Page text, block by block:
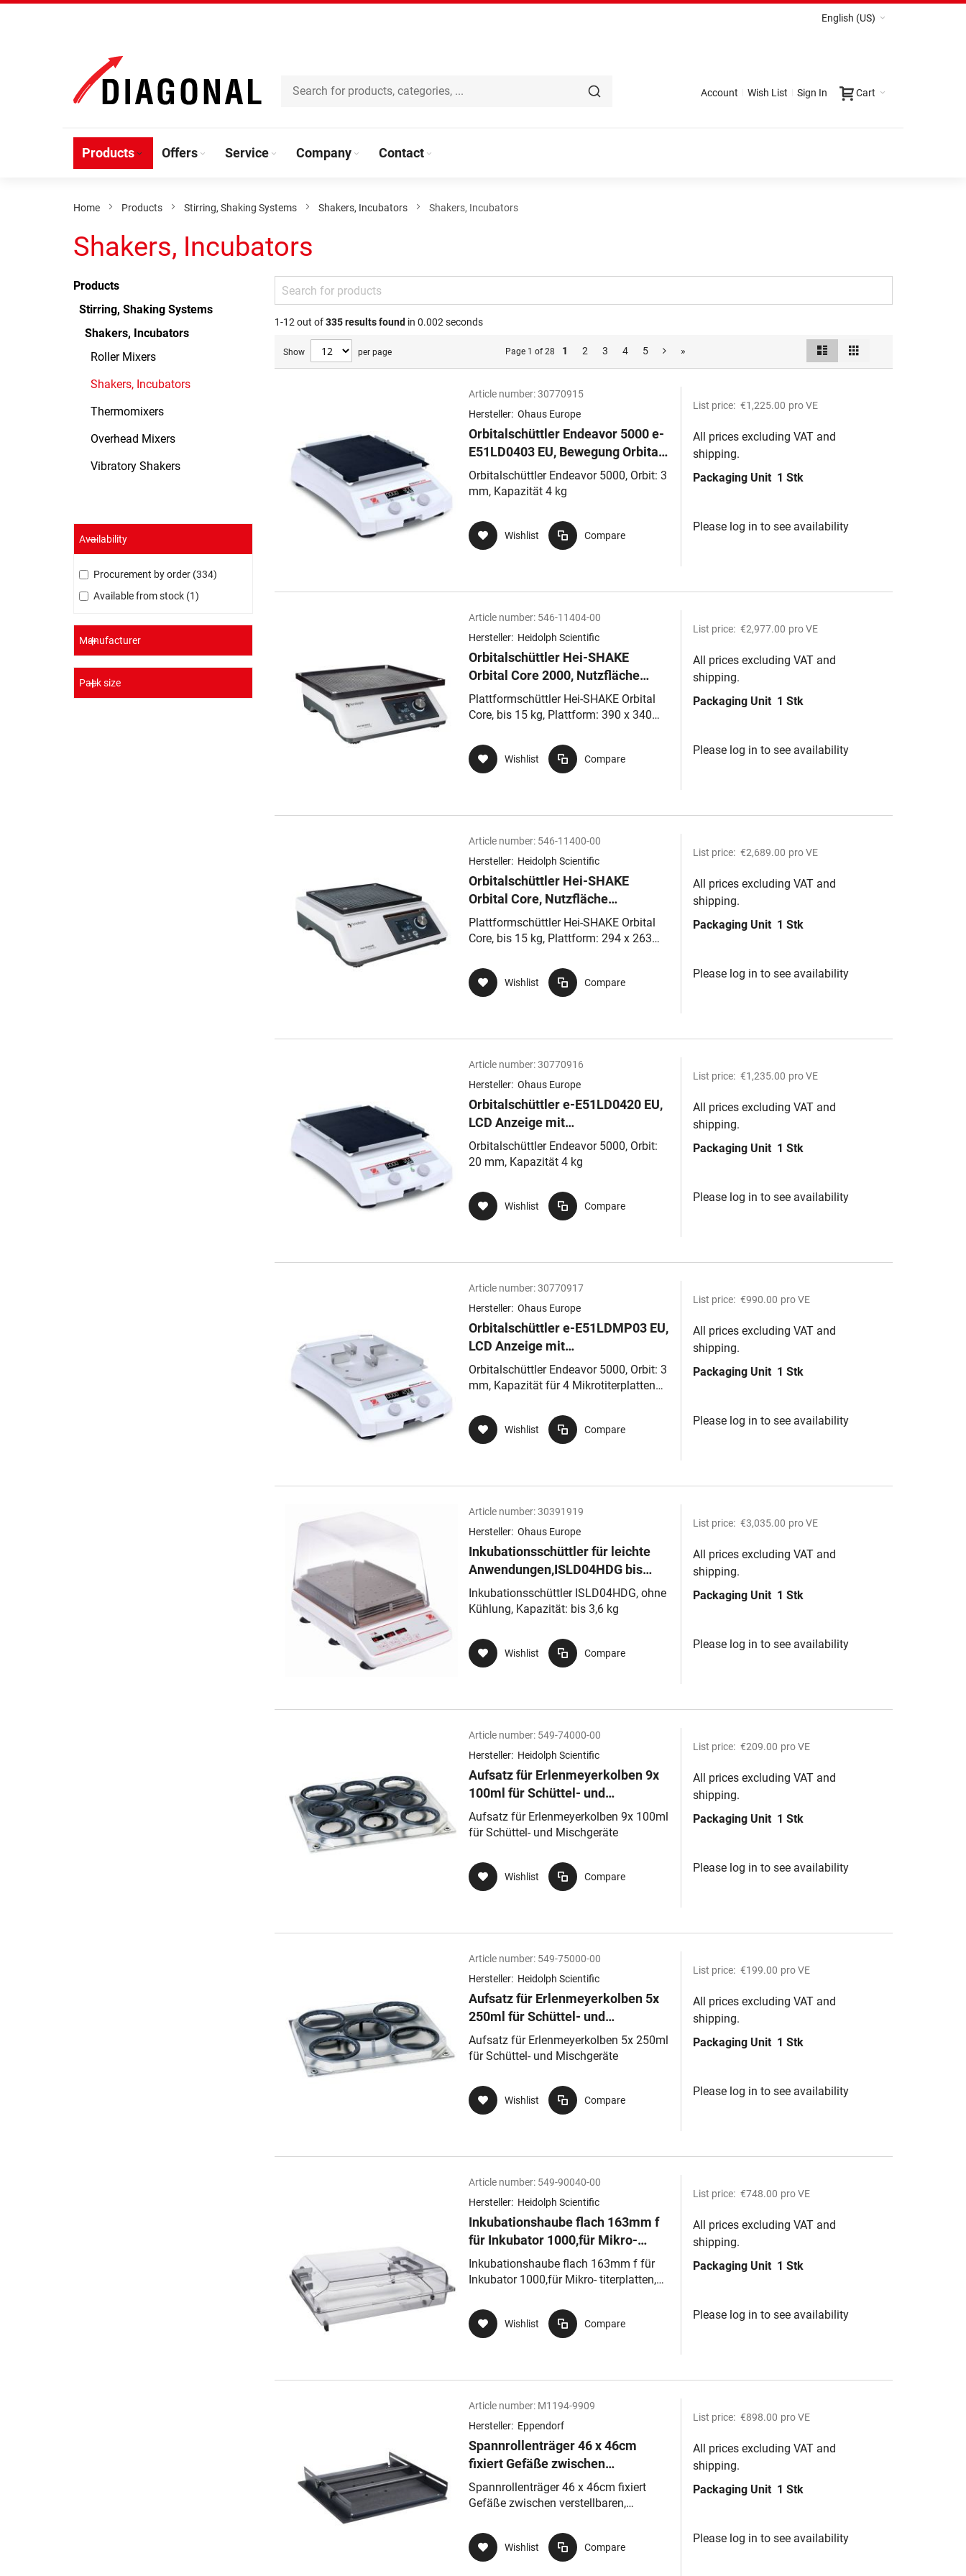
Content
English (US)
Cart
Account Wish List Sign In
Products Offers Service Company Contact
Home Products Stirring, Shaking Systems Shakers, Incubators Shakers, Incubators
Shakers, Incubators
Products
Stirring, Shaking Systems
Shakers, Incubators
Roller Mixers
Shakers, Incubators
Thermomixers
Overhead Mixers
Vibratory Shakers
Availability
Procurement by order 334
Available from stock 1
Manufacturer
Pack size
1-12 out of335results found in 0.002 seconds
Show per page Page 1 of 28 1 2 3 4 5 » View
Article number:30770915
Hersteller: Ohaus Europe
Orbitalschüttler Endeavor 5000 e-
E51LD0403 EU, Bewegung Orbital,
3mm, 100rpm - 800 rpm, Kapazität
4kg (3 Kolben)
Orbitalschüttler Endeavor 5000, Orbit: 3
mm, Kapazität 4 kg
Wishlist Compare
List price: €1,225.00 pro VE
All prices excluding VAT and
shipping.
Packaging Unit 1 Stk
Please log in to see availability
Article number: 546-11404-00
Hersteller: Heidolph Scientific
Orbitalschüttler Hei-SHAKE
Orbital Core 2000, Nutzfläche
390x340mm, Drehzahlbereich 1-
530 U/min, 20mm Orbit
Plattformschüttler Hei-SHAKE Orbital
Core, bis 15 kg, Plattform: 390 x 340
Wishlist Compare
List price: €2,977.00 pro VE
All prices excluding VAT and
shipping.
Packaging Unit 1 Stk
Please log in to see availability
Article number: 546-11400-00
Hersteller: Heidolph Scientific
Orbitalschüttler Hei-SHAKE
Orbital Core, Nutzfläche
294x263mm, Drehzahlbereich 1-
530 U/min, 20mm Orbit
Plattformschüttler Hei-SHAKE Orbital
Core, bis 15 kg, Plattform: 294 x 263
Wishlist Compare
List price: €2,689.00 pro VE
All prices excluding VAT and
shipping.
Packaging Unit 1 Stk
Please log in to see availability
Article number:30770916
Hersteller: Ohaus Europe
Orbitalschüttler e-E51LD0420 EU,
LCD Anzeige mit
Hintergrundbeleuchtung, 50 U/min
– 300 U/min
Orbitalschüttler Endeavor 5000, Orbit:
20 mm, Kapazität 4 kg
Wishlist Compare
List price: €1,235.00 pro VE
All prices excluding VAT and
shipping.
Packaging Unit 1 Stk
Please log in to see availability
Article number:30770917
Hersteller: Ohaus Europe
Orbitalschüttler e-E51LDMP03 EU,
LCD Anzeige mit
Hintergrundbeleuchtung, 100
U/min – 1200 U/min
Orbitalschüttler Endeavor 5000, Orbit: 3
mm, Kapazität für 4 Mikrotiterplatten
Wishlist Compare
List price: €990.00 pro VE
All prices excluding VAT and
shipping.
Packaging Unit 1 Stk
Please log in to see availability
Article number:30391919
Hersteller: Ohaus Europe
Inkubationsschüttler für leichte
Anwendungen,ISLD04HDG bis
3,6kg, RT +5ºC bis 65ºC, 100-1200
U/min, Orbit 3mm
Inkubationsschüttler ISLD04HDG, ohne
Kühlung, Kapazität: bis 3,6 kg
Wishlist Compare
List price: €3,035.00 pro VE
All prices excluding VAT and
shipping.
Packaging Unit 1 Stk
Please log in to see availability
Article number: 549-74000-00
Hersteller: Heidolph Scientific
Aufsatz für Erlenmeyerkolben 9x
100ml für Schüttel- und
Mischgeräte
Aufsatz für Erlenmeyerkolben 9x 100ml
für Schüttel- und Mischgeräte
Wishlist Compare
List price: €209.00 pro VE
All prices excluding VAT and
shipping.
Packaging Unit 1 Stk
Please log in to see availability
Article number: 549-75000-00
Hersteller: Heidolph Scientific
Aufsatz für Erlenmeyerkolben 5x
250ml für Schüttel- und
Mischgeräte
Aufsatz für Erlenmeyerkolben 5x 250ml
für Schüttel- und Mischgeräte
Wishlist Compare
List price: €199.00 pro VE
All prices excluding VAT and
shipping.
Packaging Unit 1 Stk
Please log in to see availability
Article number: 549-90040-00
Hersteller: Heidolph Scientific
Inkubationshaube flach 163mm f
für Inkubator 1000,für Mikro-
titerplatten, Petrischalen,
Kulturflaschen, Erlenmeyer
Inkubationshaube flach 163mm f für
Inkubator 1000,für Mikro- titerplatten,
Erlenmeyer
Wishlist Compare
List price: €748.00 pro VE
All prices excluding VAT and
shipping.
Packaging Unit 1 Stk
Please log in to see availability
Article number: M1194-9909
Hersteller: Eppendorf
Spannrollenträger 46 x 46cm
fixiert Gefäße zwischen
verstellbaren, gummigepolsterten
Spannrollen/Schiebeleisten
Spannrollenträger 46 x 46cm fixiert
Gefäße zwischen verstellbaren,
Spannrollen/Schiebeleisten
Wishlist Compare
List price: €898.00 pro VE
All prices excluding VAT and
shipping.
Packaging Unit 1 Stk
Please log in to see availability